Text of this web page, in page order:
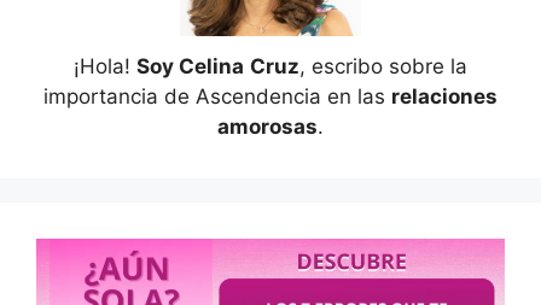
¡Hola! Soy Celina Cruz, escribo sobre la
importancia de Ascendencia en las relaciones
amorosas.